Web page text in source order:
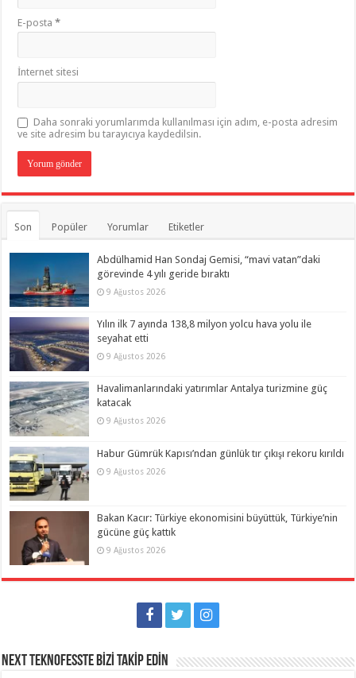
E-posta*
İnternet sitesi
Daha sonraki yorumlarımda kullanılması için adım, e-posta adresim
ve site adresim bu tarayıcıya kaydedilsin.
Son Popüler Yorumlar Etiketler
Abdülhamid Han Sondaj Gemisi, “mavi vatan”daki
görevinde 4 yılı geride bıraktı
9 Ağustos 2026
Yılın ilk 7 ayında 138,8 milyon yolcu hava yolu ile
seyahat etti
9 Ağustos 2026
Havalimanlarındaki yatırımlar Antalya turizmine güç
katacak
9 Ağustos 2026
Habur Gümrük Kapısı’ndan günlük tır çıkışı rekoru kırıldı
9 Ağustos 2026
Bakan Kacır: Türkiye ekonomisini büyüttük, Türkiye’nin
gücüne güç kattık
9 Ağustos 2026
NEXT TEKNOFESSTE BİZİ TAKİP EDİN